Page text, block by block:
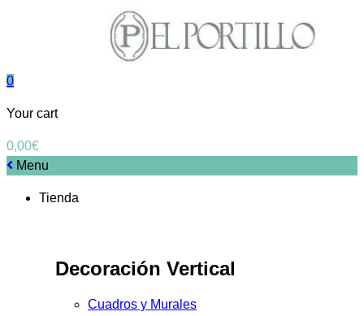
0
Your cart
0,00€
Menu
Tienda
Decoración Vertical
Cuadros y Murales